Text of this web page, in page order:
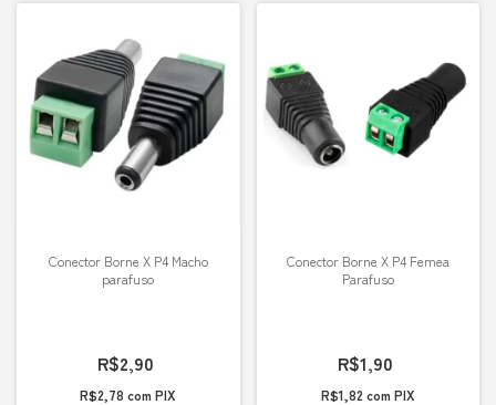
Conector Borne X P4 Macho
parafuso
R$2,90
R$2,78com PIX
Conector Borne X P4 Femea
Parafuso
R$1,90
R$1,82 com PIX